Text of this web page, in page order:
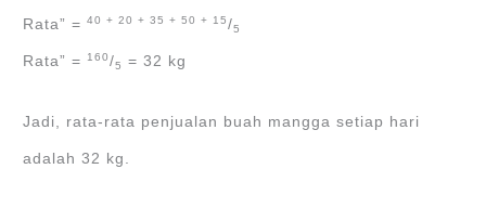
Rata” =40 + 20 + 35 + 50 + 15/5
Rata” = 160/5 = 32 kg
Jadi, rata-rata penjualan buah mangga setiap hari
adalah 32 kg.